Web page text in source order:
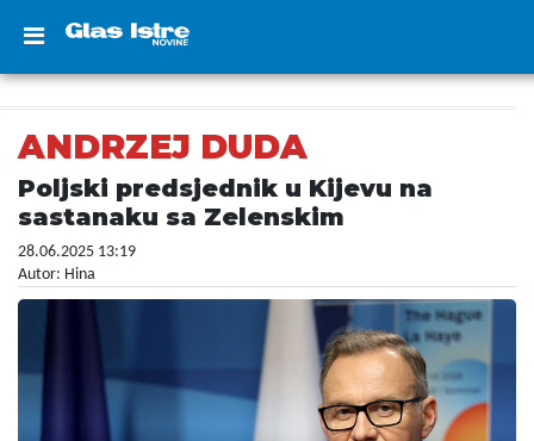
ANDRZEJ DUDA
Poljski predsjednik u Kijevu na
sastanaku sa Zelenskim
28.06.2025 13:19
Autor: Hina